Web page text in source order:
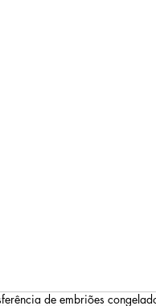
de embriões